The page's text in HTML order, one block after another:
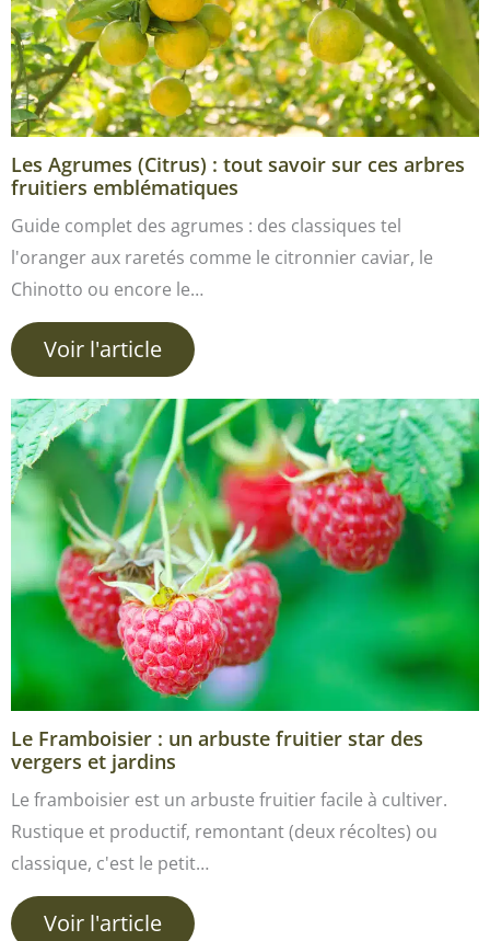
Les Agrumes (Citrus) : tout savoir sur ces arbres
fruitiers emblématiques
Guide complet des agrumes : des classiques tel
l'oranger aux raretés comme le citronnier caviar, le
Chinotto ou encore le…
Voir l'article
Le Framboisier : un arbuste fruitier star des
vergers et jardins
Le framboisier est un arbuste fruitier facile à cultiver.
Rustique et productif, remontant (deux récoltes) ou
classique, c'est le petit…
Voir l'article